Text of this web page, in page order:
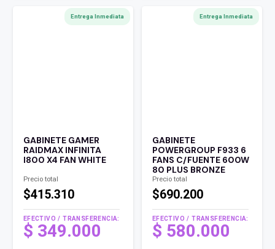
Entrega Inmediata
GABINETE GAMER
RAIDMAX INFINITA
I800 X4 FAN WHITE
Precio total
$415.310
EFECTIVO / TRANSFERENCIA:
$ 349.000
Entrega Inmediata
GABINETE
POWERGROUP F933 6
FANS C/FUENTE 600W
80 PLUS BRONZE
Precio total
$690.200
EFECTIVO / TRANSFERENCIA:
$ 580.000